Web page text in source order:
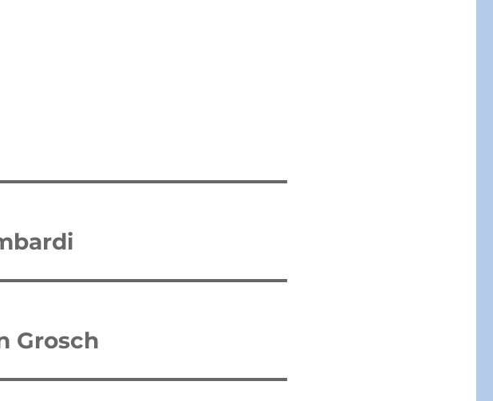
Grosch